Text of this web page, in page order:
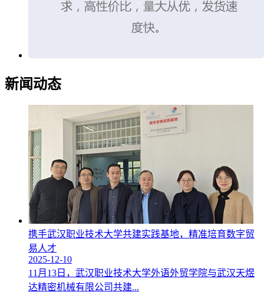
新闻动态
携手武汉职业技术大学共建实践基地，精准培育数字贸
易人才
2025-12-10
11月13日，武汉职业技术大学外语外贸学院与武汉天煜
达精密机械有限公司共建...